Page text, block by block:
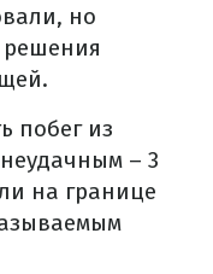
но
решения
побег из
– 3
на границе